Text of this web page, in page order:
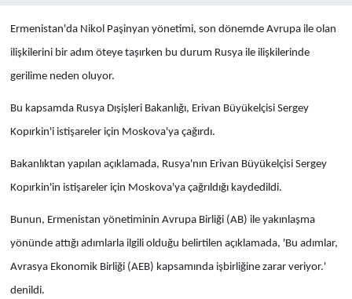
Ermenistan'da Nikol Paşinyan yönetimi, son dönemde Avrupa ile olan
ilişkilerini bir adım öteye taşırken bu durum Rusya ile ilişkilerinde
gerilime neden oluyor.
Bu kapsamda Rusya Dışişleri Bakanlığı, Erivan Büyükelçisi Sergey
Kopırkin'i istişareler için Moskova'ya çağırdı.
Bakanlıktan yapılan açıklamada, Rusya'nın Erivan Büyükelçisi Sergey
Kopırkin'in istişareler için Moskova'ya çağrıldığı kaydedildi.
Bunun, Ermenistan yönetiminin Avrupa Birliği (AB) ile yakınlaşma
yönünde attığı adımlarla ilgili olduğu belirtilen açıklamada, 'Bu adımlar,
Avrasya Ekonomik Birliği (AEB) kapsamında işbirliğine zarar veriyor.'
denildi.